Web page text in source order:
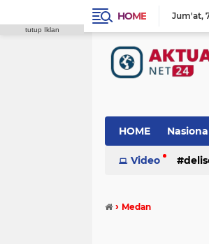
HOME Jum'at
HOME
Video
› Medan
tutup Iklan